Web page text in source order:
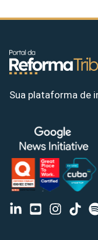
Sua plataforma de